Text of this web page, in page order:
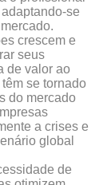
se
crescem e
seus
de valor ao
se tornado
do mercado
a crises e
global
de